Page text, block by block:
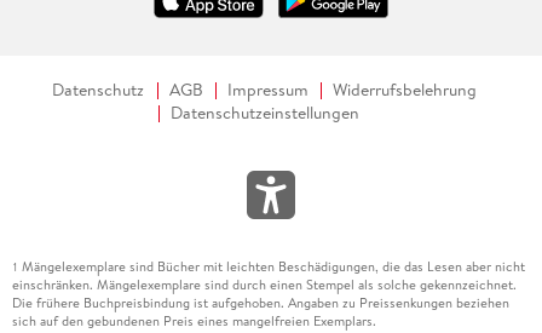
Datenschutz AGB Impressum
Widerrufsbelehrung
Datenschutzeinstellungen
1 Mängelexemplare sind Bücher mit leichten Beschädigungen, die das Lesen aber nicht
einschränken. Mängelexemplare sind durch einen Stempel als solche gekennzeichnet.
Die frühere Buchpreisbindung ist aufgehoben. Angaben zu Preissenkungen beziehen
sich auf den gebundenen Preis eines mangelfreien Exemplars.